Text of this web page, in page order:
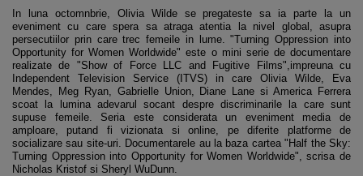
In luna octomnbrie, Olivia Wilde se pregateste sa ia parte la un
eveniment cu care spera sa atraga atentia la nivel global, asupra
persecutiilor prin care trec femeile in lume. "Turning Oppression into
Opportunity for Women Worldwide" este o mini serie de documentare
realizate de "Show of Force LLC and Fugitive Films",impreuna cu
Independent Television Service (ITVS) in care Olivia Wilde, Eva
Mendes, Meg Ryan, Gabrielle Union, Diane Lane si America Ferrera
scoat la lumina adevarul socant despre discriminarile la care sunt
supuse femeile. Seria este considerata un eveniment media de
amploare, putand fi vizionata si online, pe diferite platforme de
socializare sau site-uri. Documentarele au la baza cartea "Half the Sky:
Turning Oppression into Opportunity for Women Worldwide", scrisa de
Nicholas Kristof si Sheryl WuDunn.